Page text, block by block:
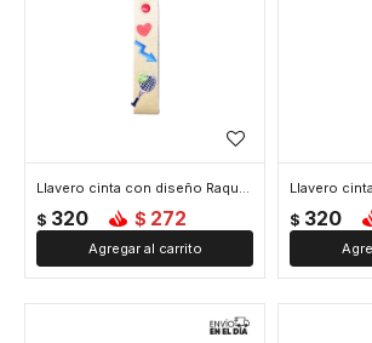
Llavero cinta con diseño Raqueta de Tennis - Beige
$ 320 $ 272 $ 320